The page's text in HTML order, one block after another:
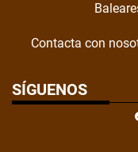
Contacta con
SÍGUENOS